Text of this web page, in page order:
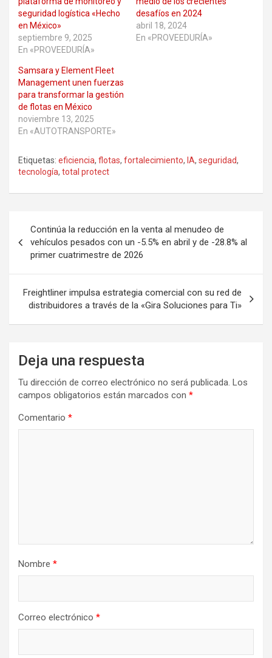
seguridad logística «Hecho
en México»
septiembre 9, 2025
En «PROVEEDURÍA»
desafíos en 2024
abril 18, 2024
En «PROVEEDURÍA»
Samsara y Element Fleet
Management unen fuerzas
para transformar la gestión
de flotas en México
noviembre 13, 2025
En «AUTOTRANSPORTE»
Etiquetas: eficiencia, flotas, fortalecimiento, IA, seguridad,
tecnología, total protect
de
entradas
Continúa la reducción en la venta al menudeo de
vehículos pesados con un -5.5% en abril y de -28.8% al
primer cuatrimestre de 2026
Freightliner impulsa estrategia comercial con su red de
distribuidores a través de la «Gira Soluciones para Ti»
Deja una respuesta
Tu dirección de correo electrónico no será publicada. Los
campos obligatorios están marcados con *
Comentario *
Nombre *
Correo electrónico *